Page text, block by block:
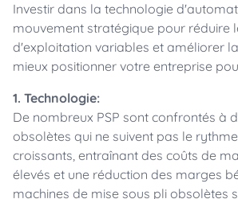
Investir dans la technologie
mouvement stratégique pour réduire
d'exploitation variables et améliorer
mieux positionner votre entreprise
1. Technologie:
De nombreux PSP sont confrontés à
obsolètes qui ne suivent pas le
croissants, entraînant des coûts de
élevés et une réduction des marges
machines de mise sous pli obsolètes